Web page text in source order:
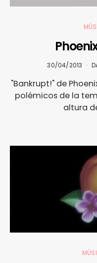
30/04/2013
"Bankrupt!" de
polémicos de la
altura